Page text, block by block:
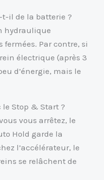
t-il de la batterie ?
hydraulique
Par contre, si
électrique (après 3
d’énergie, mais le
Stop & Start ?
vous arrêtez, le
Hold garde la
l’accélérateur, le
se relâchent de